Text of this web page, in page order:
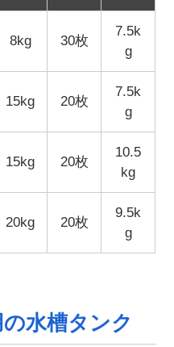
8kg 30枚
7.5k
g
15kg 20枚
7.5k
g
15kg 20枚
10.5
kg
20kg 20枚
9.5k
g
水槽タンク